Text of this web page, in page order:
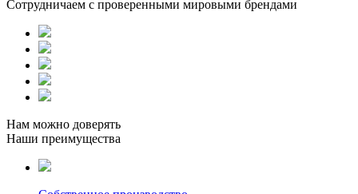
Сотрудничаем с проверенными мировыми брендами
Нам можно доверять
Наши преимущества